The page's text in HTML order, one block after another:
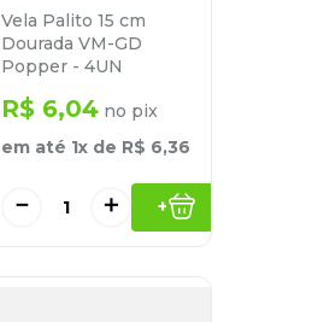
Vela Palito 15 cm
Dourada VM-GD
Popper - 4UN
R$ 6,04 no pix
em até 1x de R$ 6,36
＋
－ +